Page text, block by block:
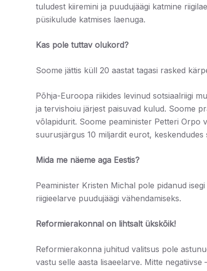
tuludest kiiremini ja puudujäägi katmine
püsikulude katmises laenuga.
Kas pole tuttav olukord?
Soome jättis küll 20 aastat tagasi rasked
Põhja-Euroopa riikides levinud sotsiaalriigi
ja tervishoiu järjest paisuvad kulud. Soome
võlapidurit. Soome peaminister Petteri Orpo
suurusjärgus 10 miljardit eurot,
Mida me näeme aga Eestis?
Peaminister Kristen Michal pole pidanud
riigieelarve puudujäägi vähendamiseks.
Reformierakonnal on lihtsalt ükskõik!
Reformierakonna juhitud valitsus pole
vastu selle aasta lisaeelarve. Mitte